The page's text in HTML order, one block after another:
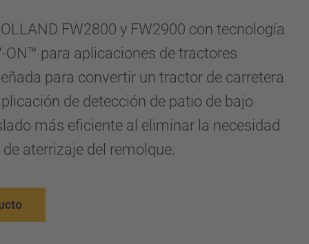
FW2800 y FW2900 con tecnología
ON™ para aplicaciones de tractores
para convertir un tractor de carretera
de detección de patio de bajo
más eficiente al eliminar la necesidad
aterrizaje del remolque.